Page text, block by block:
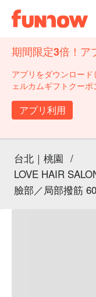
期間限定3倍！ア
アプリをダウンロー
ェルカムギフトクーポ
アプリ利用
台北｜桃園 /
LOVE HAIR
臉部／局部撥筋